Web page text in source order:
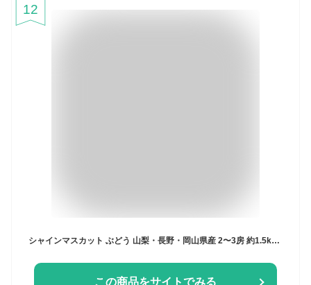
12
シャインマスカット ぶどう 山梨・長野・岡山県産 2〜3房 約1.5kg 種なし 大房 秀品 化粧箱入り 贈答品 TVでも話題の大粒ブドウ 葡萄
この商品をサイトでみる